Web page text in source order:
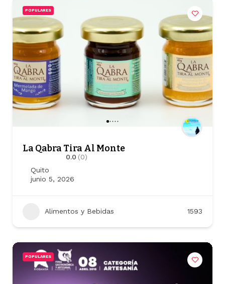
POPULARES
La Qabra Tira Al Monte
0.0 (0)
Quito
junio 5, 2026
Alimentos y Bebidas 1593
POPULARES